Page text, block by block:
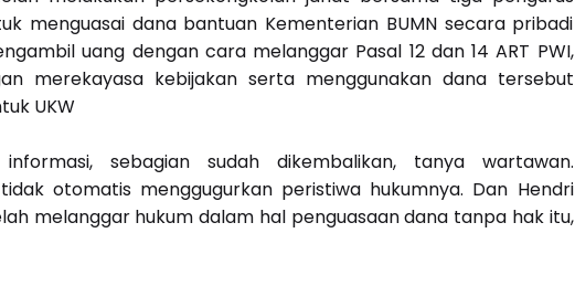
menguasai dana bantuan Kementerian BUMN secara pribadi
uang dengan cara melanggar Pasal 12 dan 14 ART PWI,
merekayasa kebijakan serta menggunakan dana tersebut
UKW
sebagian sudah dikembalikan, tanya wartawan.
otomatis menggugurkan peristiwa hukumnya. Dan Hendri
melanggar hukum dalam hal penguasaan dana tanpa hak itu,